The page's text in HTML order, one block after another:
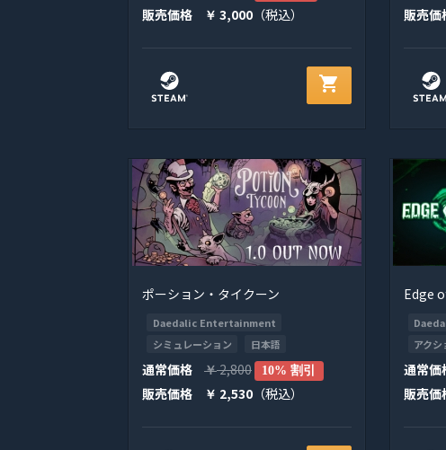
販売価格 ￥ 3,000 （税込）
shopping_cart
販売価
ポーション・タイクーン
Daedalic Entertainment
シミュレーション
日本語
通常価格 ￥2,800 10% 割引
販売価格 ￥ 2,530 （税込）
Edge
アクシ
通常価
販売価